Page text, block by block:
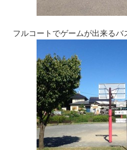
フルコートでゲームが出来るバ